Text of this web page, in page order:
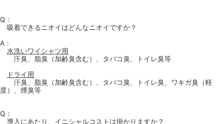
Q：
吸着できるニオイはどんなニオイですか？
A：
水洗いワイシャツ用
汗臭、脂臭（加齢臭含む）、タバコ臭、トイレ臭等
ドライ用
汗臭、脂臭（加齢臭含む）、タバコ臭、トイレ臭、ワキガ臭（軽
度）、煙臭等
Q：
導入にあたり、イニシャルコストは掛かりますか？